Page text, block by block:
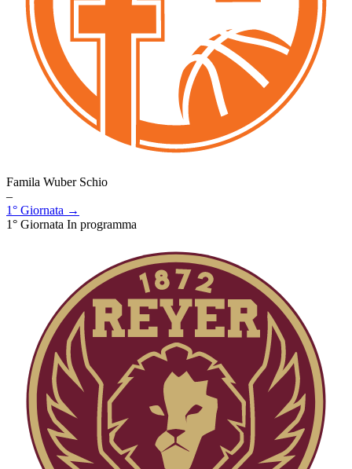
Famila Wuber Schio
–
1° Giornata →
1° Giornata In programma